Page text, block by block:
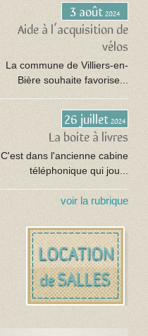
3 août 2024
Aide à l’acquisition de
vélos
La commune de Villiers-en-
Bière souhaite favorise...
26 juillet 2024
La boite à livres
C'est dans l'ancienne cabine
téléphonique qui jou...
voir la rubrique